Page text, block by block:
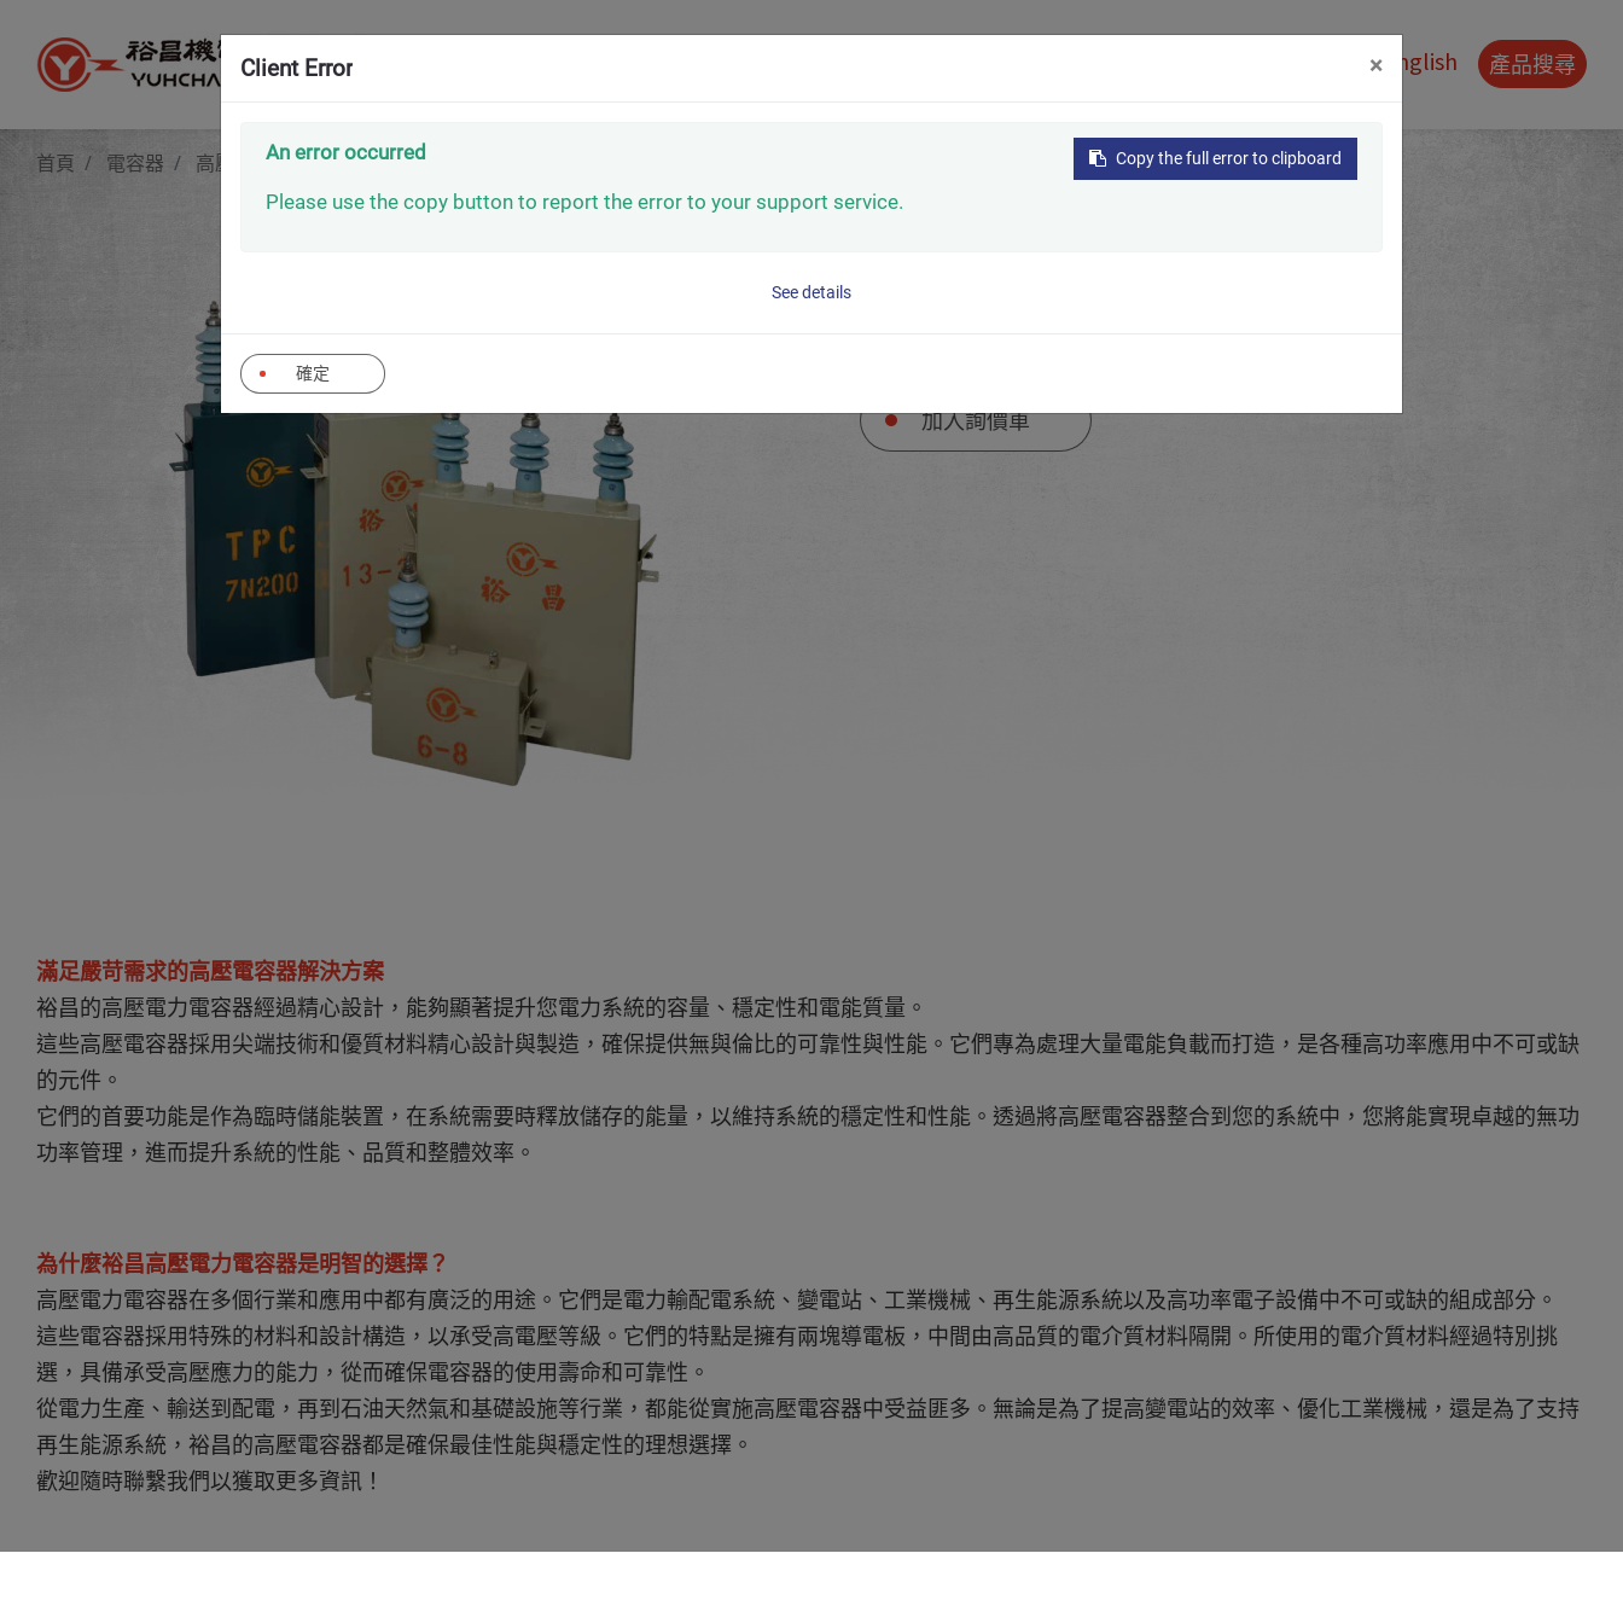
產品搜尋
首頁 電容器 高壓電容器 高壓電力電容器 (60HZ)
加入詢價車
滿足嚴苛需求的高壓電容器解決方案
裕昌的高壓電力電容器經過精心設計，能夠顯著提升您電力系統的容量、穩定性和電能質量。
這些高壓電容器採用尖端技術和優質材料精心設計與製造，確保提供無與倫比的可靠性與性能。它們專為處理大量電能負載而打造，是各種高功率應用中不可或缺
的元件。
它們的首要功能是作為臨時儲能裝置，在系統需要時釋放儲存的能量，以維持系統的穩定性和性能。透過將高壓電容器整合到您的系統中，您將能實現卓越的無功
功率管理，進而提升系統的性能、品質和整體效率。
為什麼裕昌高壓電力電容器是明智的選擇？
高壓電力電容器在多個行業和應用中都有廣泛的用途。它們是電力輸配電系統、變電站、工業機械、再生能源系統以及高功率電子設備中不可或缺的組成部分。
這些電容器採用特殊的材料和設計構造，以承受高電壓等級。它們的特點是擁有兩塊導電板，中間由高品質的電介質材料隔開。所使用的電介質材料經過特別挑
選，具備承受高壓應力的能力，從而確保電容器的使用壽命和可靠性。
從電力生產、輸送到配電，再到石油天然氣和基礎設施等行業，都能從實施高壓電容器中受益匪多。無論是為了提高變電站的效率、優化工業機械，還是為了支持
再生能源系統，裕昌的高壓電容器都是確保最佳性能與穩定性的理想選擇。
歡迎隨時聯繫我們以獲取更多資訊！
Client Error ×
Copy the full error to clipboard
An error occurred
Please use the copy button to report the error to your support service.
See details
確定